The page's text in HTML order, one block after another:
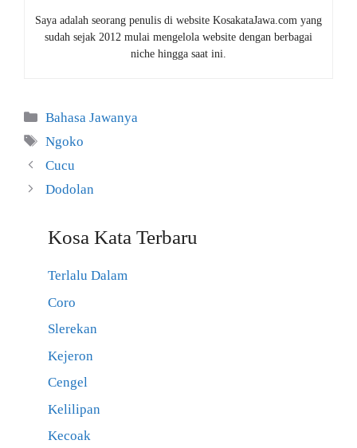
Saya adalah seorang penulis di website KosakataJawa.com yang
sudah sejak 2012 mulai mengelola website dengan berbagai
niche hingga saat ini.
Kategori
Bahasa Jawanya
Tag
Ngoko
Cucu
Dodolan
Kosa Kata Terbaru
Terlalu Dalam
Coro
Slerekan
Kejeron
Cengel
Kelilipan
Kecoak